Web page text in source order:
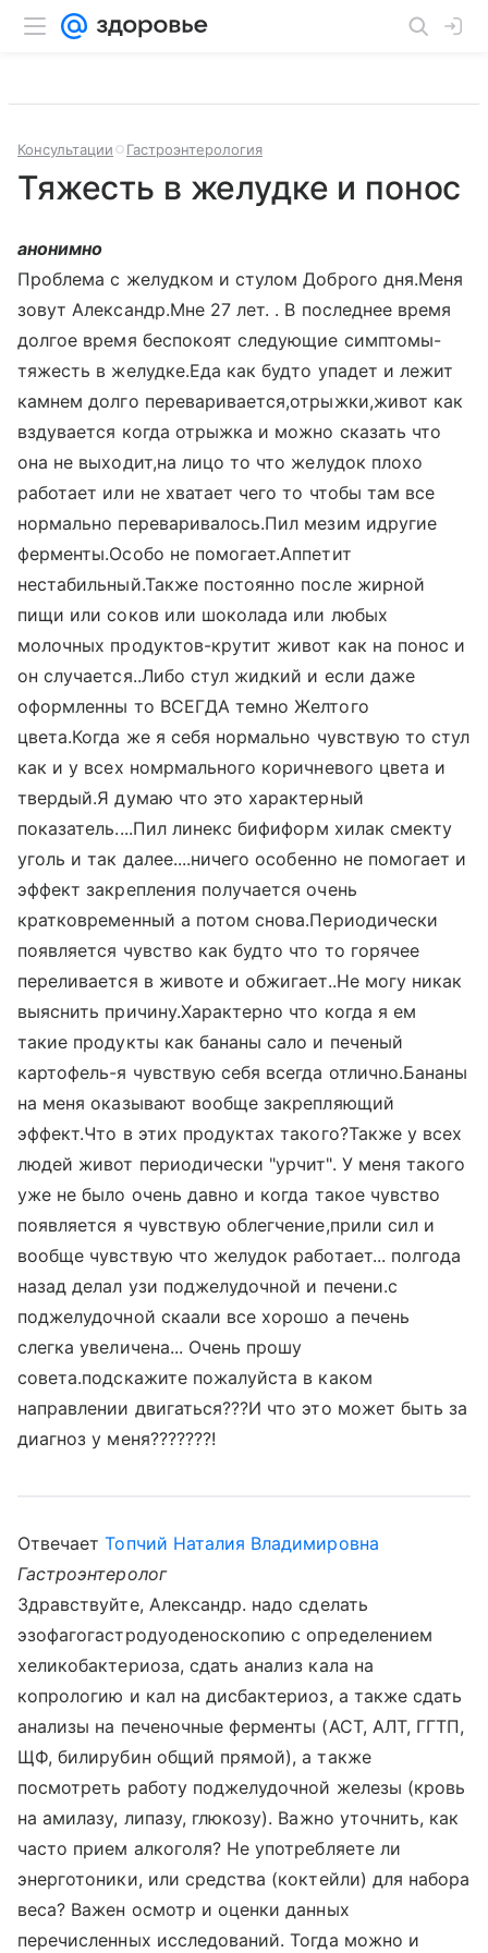
Консультации Гастроэнтерология
Тяжесть в желудке и понос
анонимно
Проблема с желудком и стулом Доброго дня.Меня
зовут Александр.Мне 27 лет. . В последнее время
долгое время беспокоят следующие симптомы-
тяжесть в желудке.Еда как будто упадет и лежит
камнем долго переваривается,отрыжки,живот как
вздувается когда отрыжка и можно сказать что
она не выходит,на лицо то что желудок плохо
работает или не хватает чего то чтобы там все
нормально переваривалось.Пил мезим идругие
ферменты.Особо не помогает.Аппетит
нестабильный.Также постоянно после жирной
пищи или соков или шоколада или любых
молочных продуктов-крутит живот как на понос и
он случается..Либо стул жидкий и если даже
оформленны то ВСЕГДА темно Желтого
цвета.Когда же я себя нормально чувствую то стул
как и у всех номрмального коричневого цвета и
твердый.Я думаю что это характерный
показатель....Пил линекс бифиформ хилак смекту
уголь и так далее....ничего особенно не помогает и
эффект закрепления получается очень
кратковременный а потом снова.Периодически
появляется чувство как будто что то горячее
переливается в животе и обжигает..Не могу никак
выяснить причину.Характерно что когда я ем
такие продукты как бананы сало и печеный
картофель-я чувствую себя всегда отлично.Бананы
на меня оказывают вообще закрепляющий
эффект.Что в этих продуктах такого?Также у всех
людей живот периодически "урчит". У меня такого
уже не было очень давно и когда такое чувство
появляется я чувствую облегчение,прили сил и
вообще чувствую что желудок работает... полгода
назад делал узи поджелудочной и печени.с
поджелудочной скаали все хорошо а печень
слегка увеличена... Очень прошу
совета.подскажите пожалуйста в каком
направлении двигаться???И что это может быть за
диагноз у меня???????!
ОтвечаетТопчий Наталия Владимировна
Гастроэнтеролог
Здравствуйте, Александр. надо сделать
эзофагогастродуоденоскопию с определением
хеликобактериоза, сдать анализ кала на
копрологию и кал на дисбактериоз, а также сдать
анализы на печеночные ферменты (АСТ, АЛТ, ГГТП,
ЩФ, билирубин общий прямой), а также
посмотреть работу поджелудочной железы (кровь
на амилазу, липазу, глюкозу). Важно уточнить, как
часто прием алкоголя? Не употребляете ли
энерготоники, или средства (коктейли) для набора
веса? Важен осмотр и оценки данных
перечисленных исследований. Тогда можно и